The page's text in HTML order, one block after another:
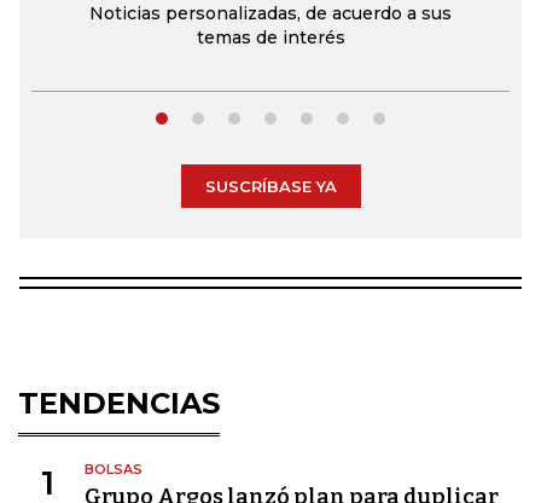
Noticias personalizadas, de acuerdo a sus
temas de interés
SUSCRÍBASE YA
TENDENCIAS
1 BOLSAS
Grupo Argos lanzó plan para duplicar